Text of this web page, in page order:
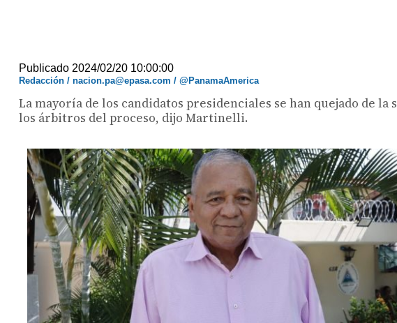
Publicado 2024/02/20 10:00:00
Redacción / nacion.pa@epasa.com / @PanamaAmerica
La mayoría de los candidatos presidenciales se han quejado de
los árbitros del proceso, dijo Martinelli.